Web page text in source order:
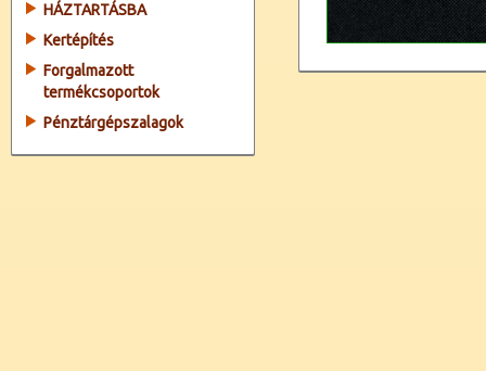
HÁZTARTÁSBA
Kertépítés
Forgalmazott
termékcsoportok
Pénztárgépszalagok